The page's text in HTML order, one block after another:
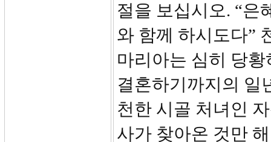
절을 보십시오. “은
와 함께 하시도다”
마리아는 심히 당
결혼하기까지의 일
천한 시골 처녀인
사가 찾아온 것만